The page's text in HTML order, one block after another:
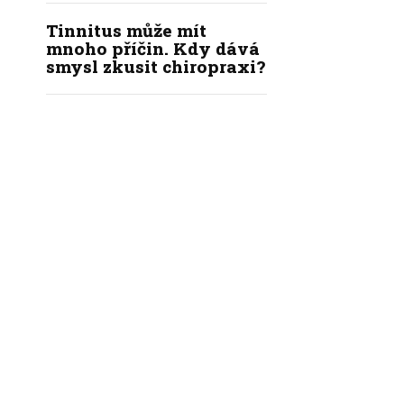
Tinnitus může mít
mnoho příčin. Kdy dává
smysl zkusit chiropraxi?